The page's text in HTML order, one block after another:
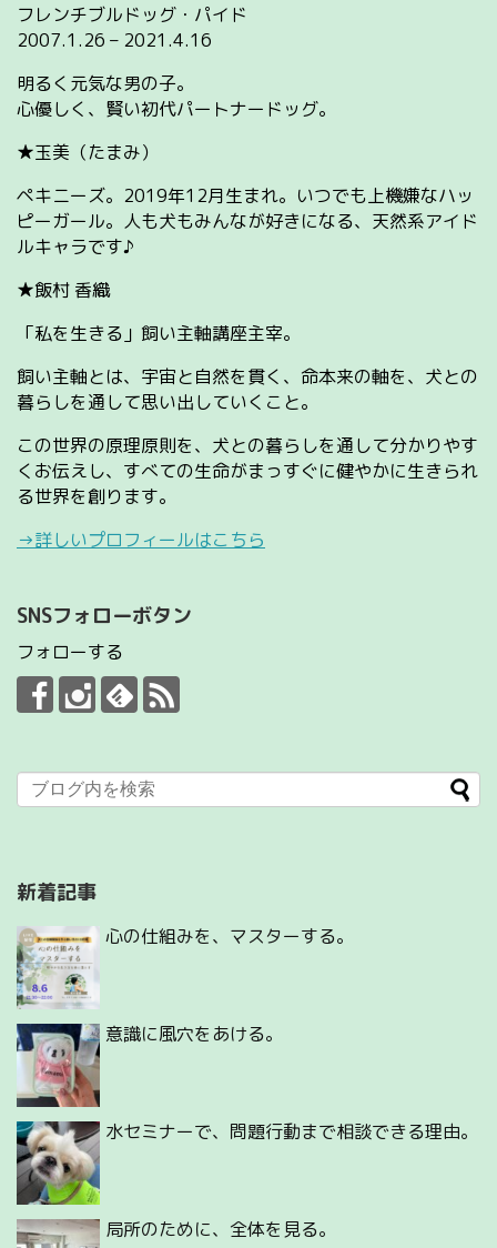
フレンチブルドッグ・パイド
2007.1.26 – 2021.4.16
明るく元気な男の子。
心優しく、賢い初代パートナードッグ。
★玉美（たまみ）
ペキニーズ。2019年12月生まれ。いつでも上機嫌なハッ
ピーガール。人も犬もみんなが好きになる、天然系アイド
ルキャラです♪
★飯村 香織
「私を生きる」飼い主軸講座主宰。
飼い主軸とは、宇宙と自然を貫く、命本来の軸を、犬との
暮らしを通して思い出していくこと。
この世界の原理原則を、犬との暮らしを通して分かりやす
くお伝えし、すべての生命がまっすぐに健やかに生きられ
る世界を創ります。
→詳しいプロフィールはこちら
SNSフォローボタン
フォローする
新着記事
心の仕組みを、マスターする。
意識に風穴をあける。
水セミナーで、問題行動まで相談できる理由。
局所のために、全体を見る。